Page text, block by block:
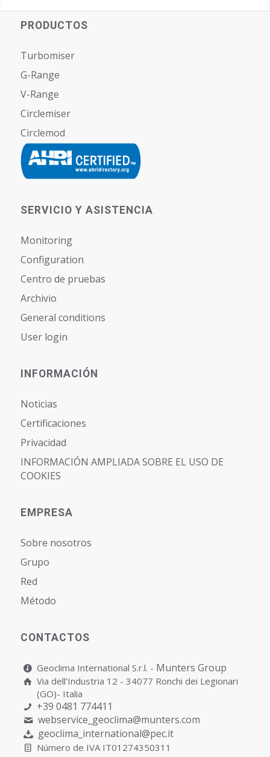
PRODUCTOS
Turbomiser
G-Range
V-Range
Circlemiser
Circlemod
SERVICIO Y ASISTENCIA
Monitoring
Configuration
Centro de pruebas
Archivio
General conditions
User login
INFORMACIÓN
Noticias
Certificaciones
Privacidad
INFORMACIÓN AMPLIADA SOBRE EL USO DE
COOKIES
EMPRESA
Sobre nosotros
Grupo
Red
Método
CONTACTOS
Geoclima International S.r.l. - Munters Group
Via dell’Industria 12 - 34077 Ronchi dei Legionari
(GO)- Italia
+39 0481 774411
webservice_geoclima@munters.com
geoclima_international@pec.it
Número de IVA IT01274350311